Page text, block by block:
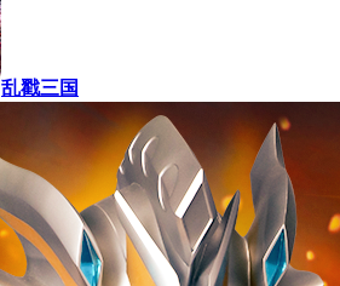
乱戳三国